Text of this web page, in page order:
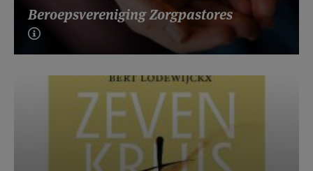
Beroepsvereniging Zorgpastores